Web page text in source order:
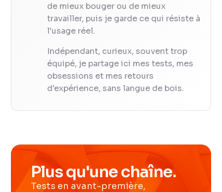
de mieux bouger ou de mieux
travailler, puis je garde ce qui résiste à
l'usage réel.
Indépendant, curieux, souvent trop
équipé, je partage ici mes tests, mes
obsessions et mes retours
d'expérience, sans langue de bois.
Plus qu'une chaîne.
Tests en avant-première,